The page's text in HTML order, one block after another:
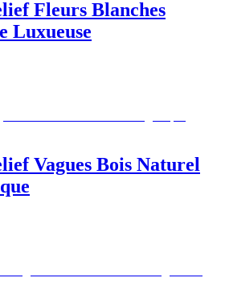
Fleurs Blanches
Luxueuse
Vagues Bois Naturel